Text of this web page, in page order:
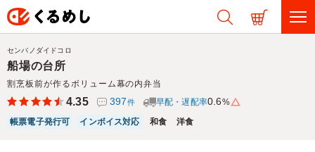
船場の台所
割烹板前が作るボリューム幕の内弁当
センバノダイドコロ
4.35 397件 早配・遅配率0.6%
帳票電子発行可
インボイス対応 和食 洋食